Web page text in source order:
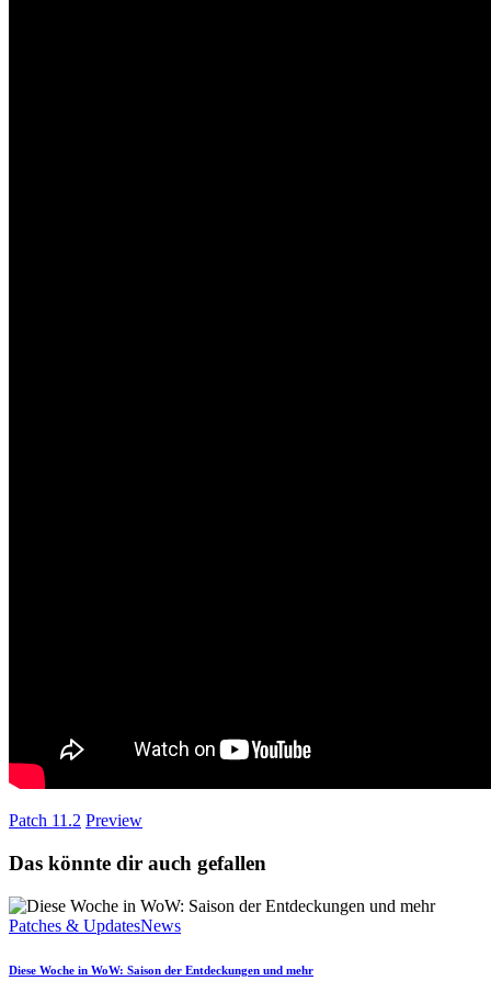
Patch 11.2 Preview
Das könnte dir auch gefallen
Patches & UpdatesNews
Diese Woche in WoW: Saison der Entdeckungen und mehr